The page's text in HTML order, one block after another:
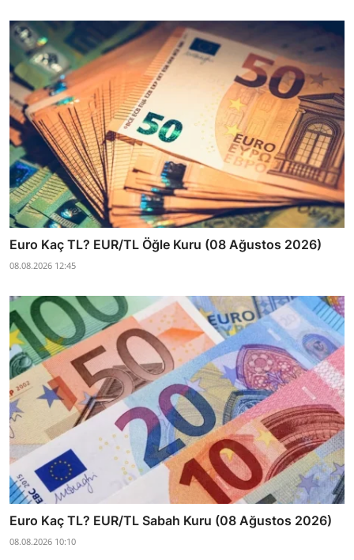
Euro Kaç TL? EUR/TL Öğle Kuru (08 Ağustos 2026)
08.08.2026 12:45
Euro Kaç TL? EUR/TL Sabah Kuru (08 Ağustos 2026)
08.08.2026 10:10